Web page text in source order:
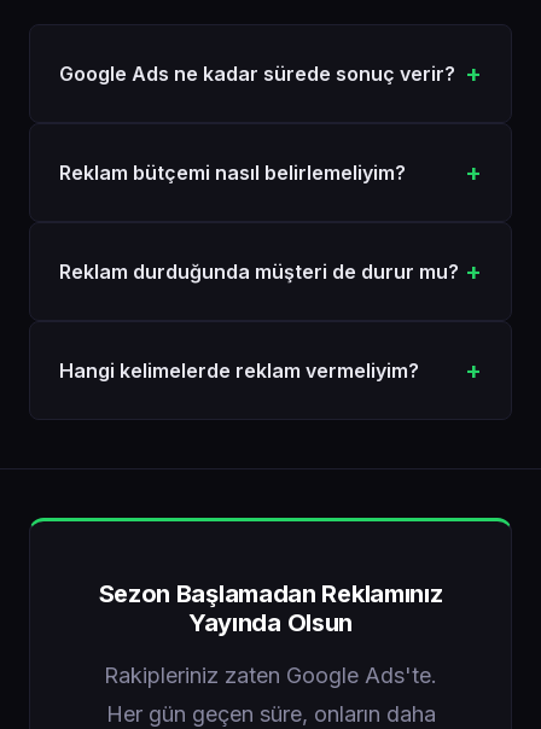
Google Ads ne kadar sürede sonuç verir?
Reklam bütçemi nasıl belirlemeliyim?
Reklam durduğunda müşteri de durur mu?
Hangi kelimelerde reklam vermeliyim?
Sezon Başlamadan Reklamınız
Yayında Olsun
Rakipleriniz zaten Google Ads'te.
Her gün geçen süre, onların daha